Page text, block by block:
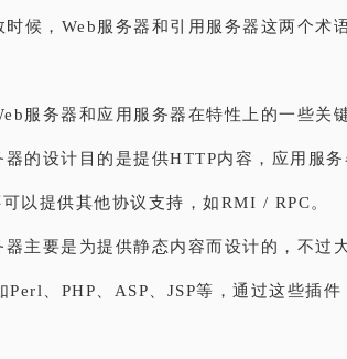
时候，Web服务器和引用服务器这两个术
服务器和应用服务器在特性上的一些关
器的设计目的是提供HTTP内容，应用服
以提供其他协议支持，如RMI / RPC。
器主要是为提供静态内容而设计的，不过
Perl、PHP、ASP、JSP等，通过这些插